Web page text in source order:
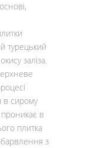
турецький
заліза.
в сирому
в
плитка
з